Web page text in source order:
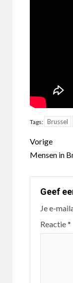
Tags: Brussel
Vorige
Mensen in
Geef
Je e-
Reactie*